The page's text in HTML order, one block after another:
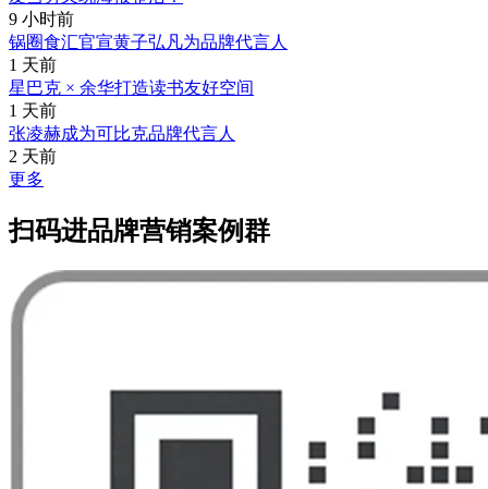
9 小时前
锅圈食汇官宣黄子弘凡为品牌代言人
1 天前
星巴克 × 余华打造读书友好空间
1 天前
张凌赫成为可比克品牌代言人
2 天前
更多
扫码进品牌营销案例群